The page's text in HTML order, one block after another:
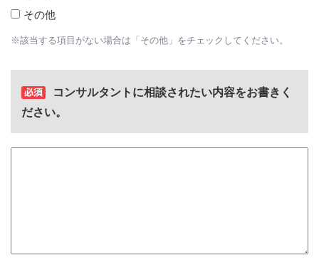
その他
※該当する項目がない場合は「その他」をチェックしてください。
コンサルタントに相談されたい内容をお書きく
ださい。